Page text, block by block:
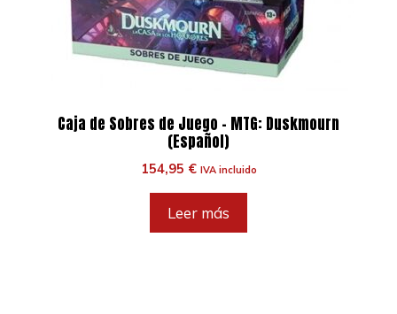
Caja de Sobres de Juego – MTG: Duskmourn
(Español)
154,95 € IVA incluido
Leer más